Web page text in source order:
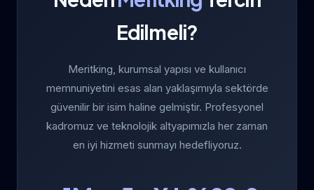
Edilmeli?
Meritking, kurumsal yapısı ve kullanıcı
memnuniyetini esas alan yaklaşımıyla sektörde
güvenilir bir isim haline gelmiştir. Profesyonel
kadromuz ve teknolojik altyapımızla her zaman
en iyi hizmeti sunmayı hedefliyoruz.